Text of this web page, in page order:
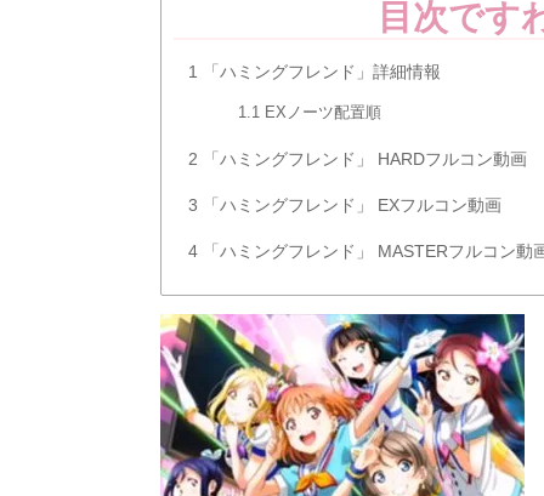
目次です
1 「ハミングフレンド」詳細情報
1.1 EXノーツ配置順
2 「ハミングフレンド」 HARDフルコン動画
3 「ハミングフレンド」 EXフルコン動画
4 「ハミングフレンド」 MASTERフルコン動